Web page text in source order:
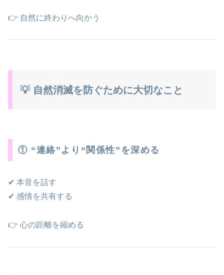
👉 自然に終わりへ向かう
💡 自然消滅を防ぐために大切なこと
① “連絡”より“関係性”を深める
✔ 本音を話す
✔ 感情を共有する
👉 心の距離を縮める